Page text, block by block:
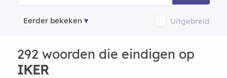
Eerder bekeken Uitgebreid
292 woorden die eindigen op
IKER